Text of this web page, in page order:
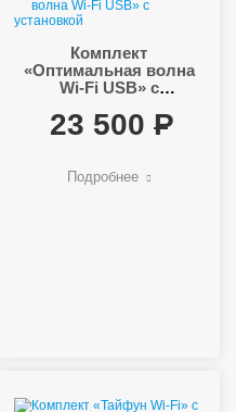
Комплект
«Оптимальная волна
Wi-Fi USB» с
23 500
Подробнее